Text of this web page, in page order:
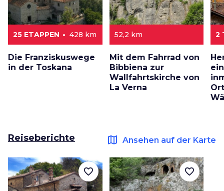
25 ETAPPEN 428 km
Die Franziskuswege
in der Toskana
52,2 km
Mit dem Fahrrad von
Bibbiena zur
Wallfahrtskirche von
La Verna
2
Reiseberichte map Ansehen auf der Karte
favorite_border favorite_border